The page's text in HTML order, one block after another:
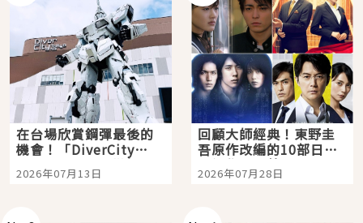
在台場欣賞鋼彈最後的
機會！「DiverCity
Tokyo Plaza」搭船、
購物、美食及夜景，一
2026年07月13日
回顧大師經典！東野圭
吾原作改編的10部日本
影視作品推薦
2026年07月28日